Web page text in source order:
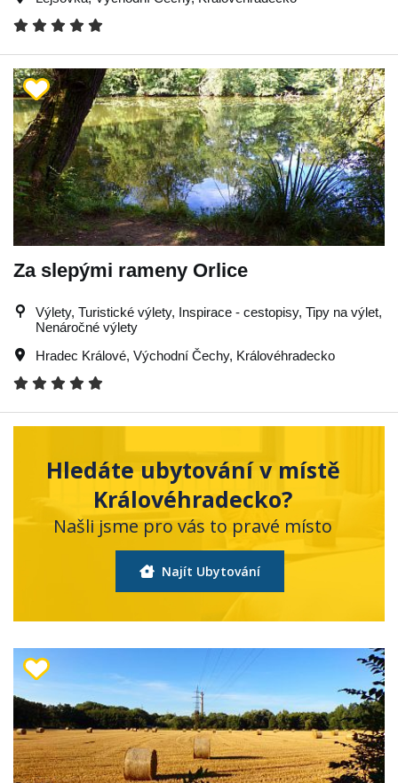
Za slepými rameny Orlice
Výlety, Turistické výlety, Inspirace - cestopisy, Tipy na výlet,
Nenáročné výlety
Hradec Králové, Východní Čechy, Královéhradecko
Hledáte ubytování v místě
Královéhradecko?
Našli jsme pro vás to pravé místo
Najít Ubytování